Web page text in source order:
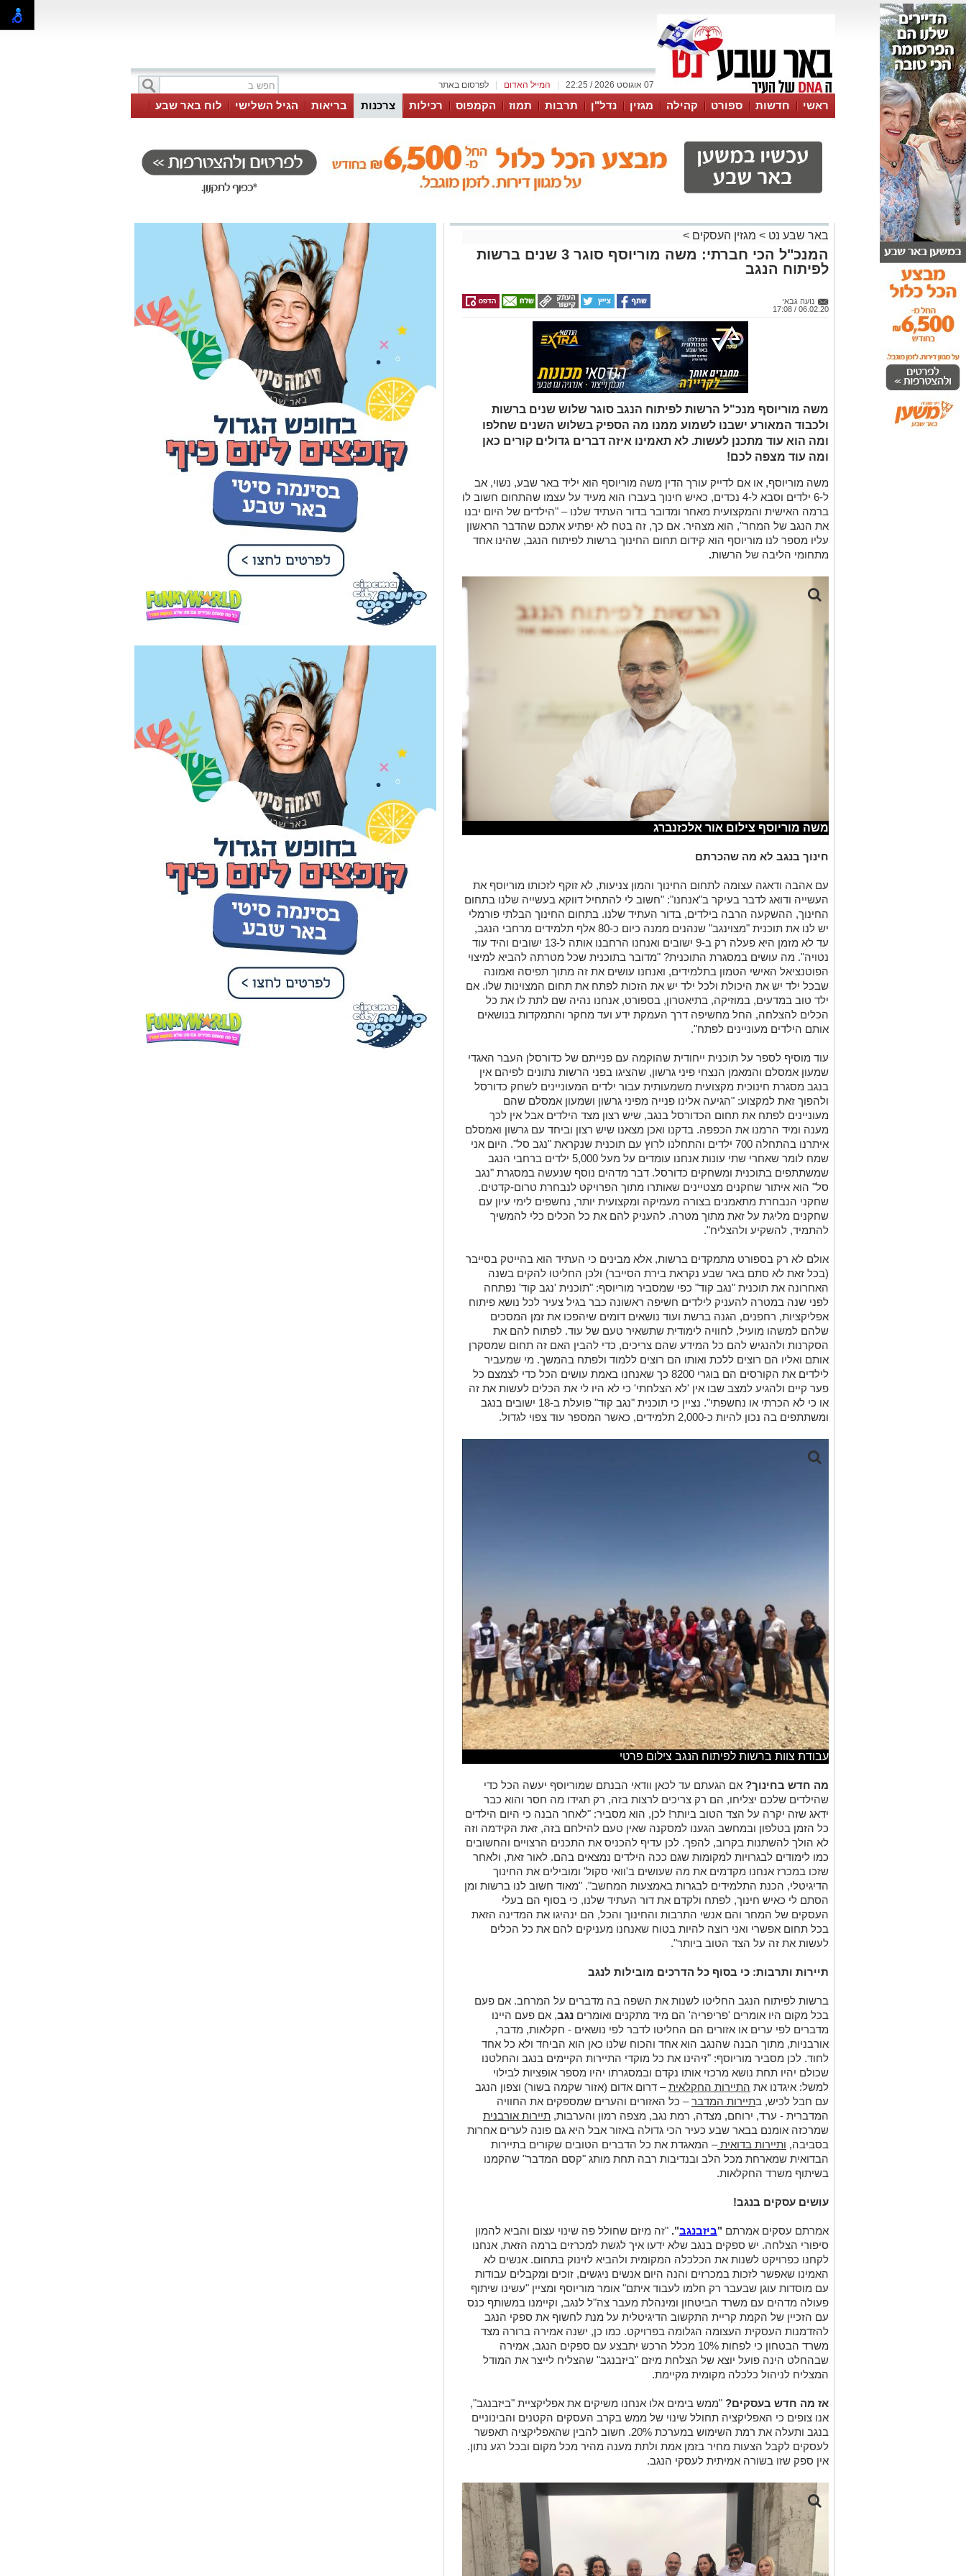
לפרסום באתר המייל האדום 07 אוגוסט 2026 / 22:25
ראשי חדשות ספורט קהילה מגזין נדל"ן תרבות תמוז הקמפוס רכילות צרכנות בריאות הגיל השלישי
לוח באר שבע
באר שבע נט > מגזין העסקים >
המנכ"ל הכי חברתי: משה מוריוסף סוגר 3 שנים ברשות
לפיתוח הנגב
נועה גבאי
06.02.20 / 17:08
משה מוריוסף מנכ"ל הרשות לפיתוח הנגב סוגר שלוש שנים ברשות
ולכבוד המאורע ישבנו לשמוע ממנו מה הספיק בשלוש השנים שחלפו
ומה הוא עוד מתכנן לעשות. לא תאמינו איזה דברים גדולים קורים כאן
ומה עוד מצפה לכם!
משה מוריוסף, או אם לדייק עורך הדין משה מוריוסף הוא יליד באר שבע, נשוי, אב
ל-6 ילדים וסבא ל-4 נכדים, כאיש חינוך בעברו הוא מעיד על עצמו שהתחום חשוב לו
ברמה האישית והמקצועית מאחר ומדובר בדור העתיד שלנו – "הילדים של היום יבנו
את הנגב של המחר", הוא מצהיר. אם כך, זה בטח לא יפתיע אתכם שהדבר הראשון
עליו מספר לנו מוריוסף הוא קידום תחום החינוך ברשות לפיתוח הנגב, שהינו אחד
מתחומי הליבה של הרשות.
משה מוריוסף צילום אור אלכזנברג
חינוך בנגב לא מה שהכרתם
עם אהבה ודאגה עצומה לתחום החינוך והמון צניעות, לא זוקף לזכותו מוריוסף את
העשייה ודואג לדבר בעיקר ב"אנחנו": "חשוב לי להתחיל דווקא בעשייה שלנו בתחום
החינוך, ההשקעה הרבה בילדים, בדור העתיד שלנו. בתחום החינוך הבלתי פורמלי
יש לנו את תוכנית "מצוינגב" שנהנים ממנה כיום כ-80 אלף תלמידים מרחבי הנגב,
עד לא מזמן היא פעלה רק ב-9 ישובים ואנחנו הרחבנו אותה ל-13 ישובים והיד עוד
נטויה". מה עושים במסגרת התוכנית? "מדובר בתוכנית שכל מטרתה להביא למיצוי
הפוטנציאל האישי הטמון בתלמידים, ואנחנו עושים את זה מתוך תפיסה ואמונה
שבכל ילד יש את היכולת ולכל ילד יש את הזכות לפתח את תחום המצוינות שלו. אם
ילד טוב במדעים, במוזיקה, בתיאטרון, בספורט, אנחנו נהיה שם לתת לו את כל
הכלים להצלחה, החל מחשיפה דרך העמקת ידע ועד מחקר והתמקדות בנושאים
אותם הילדים מעוניינים לפתח".
עוד מוסיף לספר על תוכנית ייחודית שהוקמה עם פנייתם של כדורסלן העבר האגדי
שמעון אמסלם והמאמן הנצחי פיני גרשון, שהציגו בפני הרשות נתונים לפיהם אין
בנגב מסגרת חינוכית מקצועית משמעותית עבור ילדים המעוניינים לשחק כדורסל
ולהפוך זאת למקצוע: "הגיעה אלינו פנייה מפיני גרשון ושמעון אמסלם שהם
מעוניינים לפתח את תחום הכדורסל בנגב, שיש רצון מצד הילדים אבל אין לכך
מענה ומיד הרמנו את הכפפה. בדקנו ואכן מצאנו שיש רצון וביחד עם גרשון ואמסלם
איתרנו בהתחלה 700 ילדים והתחלנו לרוץ עם תוכנית שנקראת "נגב סל". היום אני
שמח לומר שאחרי שתי עונות אנחנו עומדים על מעל 5,000 ילדים ברחבי הנגב
שמשתתפים בתוכנית ומשחקים כדורסל. דבר מדהים נוסף שנעשה במסגרת "נגב
סל" הוא איתור שחקנים מצטיינים שאותרו מתוך הפרויקט לנבחרת טרום-קדטים.
שחקני הנבחרת מתאמנים בצורה מעמיקה ומקצועית יותר, נחשפים לימי עיון עם
שחקנים מליגת על זאת מתוך מטרה. להעניק להם את כל הכלים כלי להמשיך
להתמיד, להשקיע ולהצליח".
אולם לא רק בספורט מתמקדים ברשות, אלא מבינים כי העתיד הוא בהייטק בסייבר
(בכל זאת לא סתם באר שבע נקראת בירת הסייבר) ולכן החליטו להקים בשנה
האחרונה את תוכנית "נגב קוד" כפי שמסביר מוריוסף: "תוכנית 'נגב קוד' נפתחה
לפני שנה במטרה להעניק לילדים חשיפה ראשונה כבר בגיל צעיר לכל נושא פיתוח
אפליקציות, רחפנים, הגנה ברשת ועוד נושאים דומים שיהפכו את זמן המסכים
שלהם למשהו מועיל, לחוויה לימודית שתשאיר טעם של עוד. לפתוח להם את
הסקרנות ולהנגיש להם כל המידע שהם צריכים, כדי להבין האם זה תחום שמסקרן
אותם ואליו הם רוצים ללכת ואותו הם רוצים ללמוד ולפתח בהמשך. מי שמעביר
לילדים את הקורסים הם בוגרי 8200 כך שאנחנו באמת עושים הכל כדי לצמצם כל
פער קיים ולהגיע למצב שבו אין 'לא הצלחתי' כי לא היו לי את הכלים לעשות את זה
או כי לא הכרתי או נחשפתי". נציין כי תוכנית "נגב קוד" פועלת ב-18 ישובים בנגב
ומשתתפים בה נכון להיות כ-2,000 תלמידים, כאשר המספר עוד צפוי לגדול.
עבודת צוות ברשות לפיתוח הנגב צילום פרטי
מה חדש בחינוך? אם הגעתם עד לכאן וודאי הבנתם שמוריוסף יעשה הכל כדי
שהילדים שלכם יצליחו, הם רק צריכים לרצות בזה, רק תגידו מה חסר והוא כבר
ידאג שזה יקרה על הצד הטוב ביותר! לכן, הוא מסביר: "לאחר הבנה כי היום הילדים
כל הזמן בטלפון ובמחשב הגענו למסקנה שאין טעם להילחם בזה, זאת הקידמה וזה
לא הולך להשתנות בקרוב, להפך. לכן עדיף להכניס את התכנים הרצויים והחשובים
כמו לימודים לבגרויות למקומות שגם ככה הילדים נמצאים בהם. לאור זאת, ולאחר
שזכו במכרז אנחנו מקדמים את מה שעושים ב'וואי סקול' ומובילים את החינוך
הדיגיטלי, הכנת התלמידים לבגרות באמצעות המחשב". "מאוד חשוב לנו ברשות ומן
הסתם לי כאיש חינוך, לפתח ולקדם את דור העתיד שלנו, כי בסוף הם בעלי
העסקים של המחר והם אנשי התרבות והחינוך והכל, הם ינהיגו את המדינה הזאת
בכל תחום אפשרי ואני רוצה להיות בטוח שאנחנו מעניקים להם את כל הכלים
לעשות את זה על הצד הטוב ביותר".
תיירות ותרבות: כי בסוף כל הדרכים מובילות לנגב
ברשות לפיתוח הנגב החליטו לשנות את השפה בה מדברים על המרחב. אם פעם
בכל מקום היו אומרים 'פריפריה' הם מיד מתקנים ואומרים נגב, אם פעם היינו
מדברים לפי ערים או אזורים הם החליטו לדבר לפי נושאים - חקלאות, מדבר,
אורבניות, מתוך הבנה שהנגב הוא אחד והכוח שלנו כאן הוא הביחד ולא כל אחד
לחוד. לכן מסביר מוריוסף: "זיהינו את כל מוקדי התיירות הקיימים בנגב והחלטנו
שכולם יהיו תחת נושא מרכזי אותו נקדם ובמסגרתו יהיו מספר אופציות לבילוי
למשל: איגדנו את התיירות החקלאית– דרום אדום (אזור שקמה בשור) וצפון הנגב
עם חבל לכיש, בתיירות המדבר– כל האזורים והערים שמספקים את החוויה
המדברית - ערד, ירוחם, מצדה, רמת נגב, מצפה רמון והערבות, תיירות אורבנית
שמרכזה אומנם בבאר שבע כעיר הכי גדולה באזור אבל היא גם פונה לערים אחרות
בסביבה, ותיירות בדואית– המאגדת את כל הדברים הטובים שקורים בתיירות
הבדואית שמארחת מכל הלב ובנדיבות רבה תחת מותג "קסם המדבר" שהקמנו
בשיתוף משרד החקלאות.
עושים עסקים בנגב!
אמרתם עסקים אמרתם "ביזבנגב". "זה מיזם שחולל פה שינוי עצום והביא להמון
סיפורי הצלחה. יש ספקים בנגב שלא ידעו איך לגשת למכרזים ברמה הזאת, אנחנו
לקחנו כפרויקט לשנות את הכלכלה המקומית ולהביא לזינוק בתחום. אנשים לא
האמינו שאפשר לזכות במכרזים והנה היום אנשים ניגשים, זוכים ומקבלים עבודות
עם מוסדות עוגן שבעבר רק חלמו לעבוד איתם" אומר מוריוסף ומציין "עשינו שיתוף
פעולה מדהים עם משרד הביטחון ומינהלת מעבר צה"ל לנגב, וקיימנו במשותף כנס
עם הזכיין של הקמת קריית התקשוב הדיגיטלית על מנת לחשוף את ספקי הנגב
להזדמנות העסקית העצומה הגלומה בפרויקט. כמו כן, ישנה אמירה ברורה מצד
משרד הבטחון כי לפחות 10% מכלל הרכש יתבצע עם ספקים הנגב, אמירה
שבהחלט הינה פועל יוצא של הצלחת מיזם "ביזבנגב" שהצליח לייצר את המודל
המצליח לניהול כלכלה מקומית מקיימת.
אז מה חדש בעסקים? "ממש בימים אלו אנחנו משיקים את אפליקציית "ביזבנגב",
אנו צופים כי האפליקציה תחולל שינוי של ממש בקרב העסקים הקטנים והבינוניים
בנגב ותעלה את רמת השימוש במערכת 20%. חשוב להבין שהאפליקציה תאפשר
לעסקים לקבל הצעות מחיר בזמן אמת ולתת מענה מהיר מכל מקום ובכל רגע נתון.
אין ספק שזו בשורה אמיתית לעסקי הנגב.